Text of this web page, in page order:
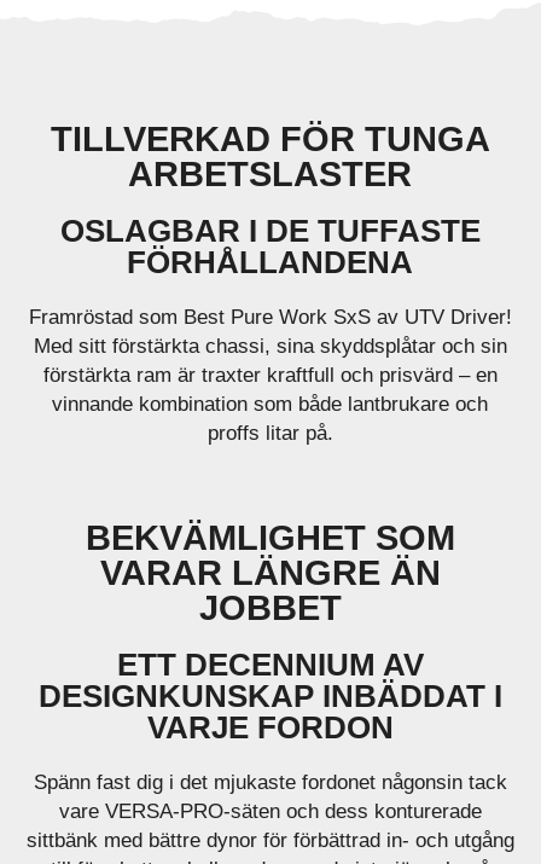
TILLVERKAD FÖR TUNGA
ARBETSLASTER
OSLAGBAR I DE TUFFASTE
FÖRHÅLLANDENA
Framröstad som Best Pure Work SxS av UTV Driver!
Med sitt förstärkta chassi, sina skyddsplåtar och sin
förstärkta ram är traxter kraftfull och prisvärd – en
vinnande kombination som både lantbrukare och
proffs litar på.
BEKVÄMLIGHET SOM
VARAR LÄNGRE ÄN
JOBBET
ETT DECENNIUM AV
DESIGNKUNSKAP INBÄDDAT I
VARJE FORDON
Spänn fast dig i det mjukaste fordonet någonsin tack
vare VERSA-PRO-säten och dess konturerade
sittbänk med bättre dynor för förbättrad in- och utgång